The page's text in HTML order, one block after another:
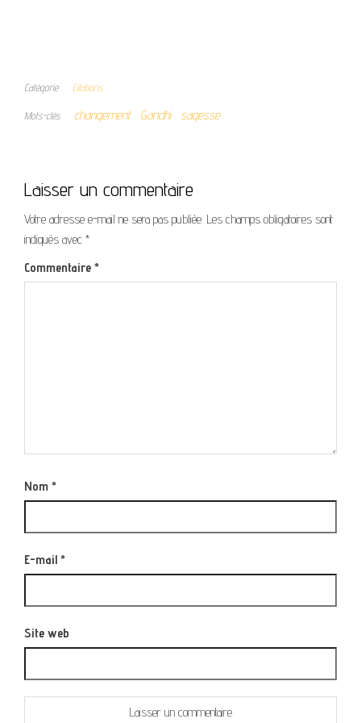
Catégorie Citations
Mots-clés changement Gandhi sagesse
Laisser un commentaire
Votre adresse e-mail ne sera pas publiée. Les champs obligatoires sont
indiqués avec *
Commentaire *
Nom *
E-mail *
Site web